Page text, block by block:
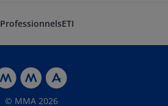
ProfessionnelsETI
© MMA 2026